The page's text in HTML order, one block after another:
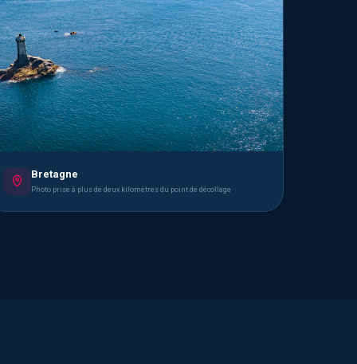
Bretagne
Photo prise à plus de deux kilomètres du point de décollage